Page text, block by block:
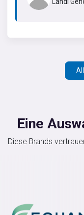
Eine
Diese Brands